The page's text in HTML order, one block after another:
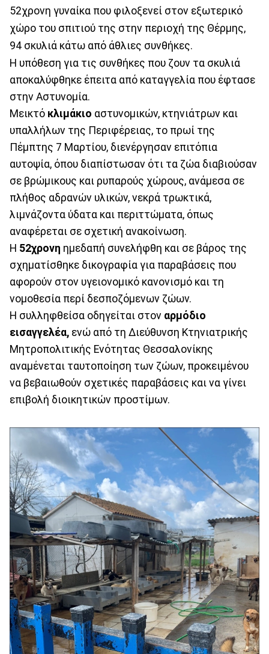
52χρονη γυναίκα που φιλοξενεί στον εξωτερικό
χώρο του σπιτιού της στην περιοχή της Θέρμης,
94 σκυλιά κάτω από άθλιες συνθήκες.
Η υπόθεση για τις συνθήκες που ζουν τα σκυλιά
αποκαλύφθηκε έπειτα από καταγγελία που έφτασε
στην Αστυνομία.
Μεικτό κλιμάκιο αστυνομικών, κτηνιάτρων και
υπαλλήλων της Περιφέρειας, το πρωί της
Πέμπτης 7 Μαρτίου, διενέργησαν επιτόπια
αυτοψία, όπου διαπίστωσαν ότι τα ζώα διαβιούσαν
σε βρώμικους και ρυπαρούς χώρους, ανάμεσα σε
πλήθος αδρανών υλικών, νεκρά τρωκτικά,
λιμνάζοντα ύδατα και περιττώματα, όπως
αναφέρεται σε σχετική ανακοίνωση.
Η 52χρονη ημεδαπή συνελήφθη και σε βάρος της
σχηματίσθηκε δικογραφία για παραβάσεις που
αφορούν στον υγειονομικό κανονισμό και τη
νομοθεσία περί δεσποζόμενων ζώων.
Η συλληφθείσα οδηγείται στον αρμόδιο
εισαγγελέα, ενώ από τη Διεύθυνση Κτηνιατρικής
Μητροπολιτικής Ενότητας Θεσσαλονίκης
αναμένεται ταυτοποίηση των ζώων, προκειμένου
να βεβαιωθούν σχετικές παραβάσεις και να γίνει
επιβολή διοικητικών προστίμων.